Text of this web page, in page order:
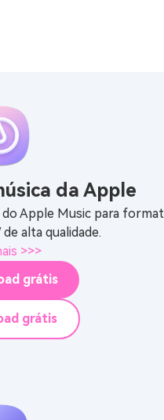
da Apple
Apple Music para
de alta qualidade.
>>>
grátis
grátis